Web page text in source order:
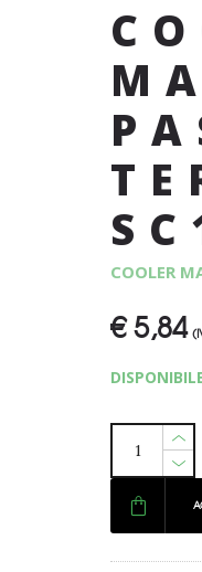
COOLER
€5,84